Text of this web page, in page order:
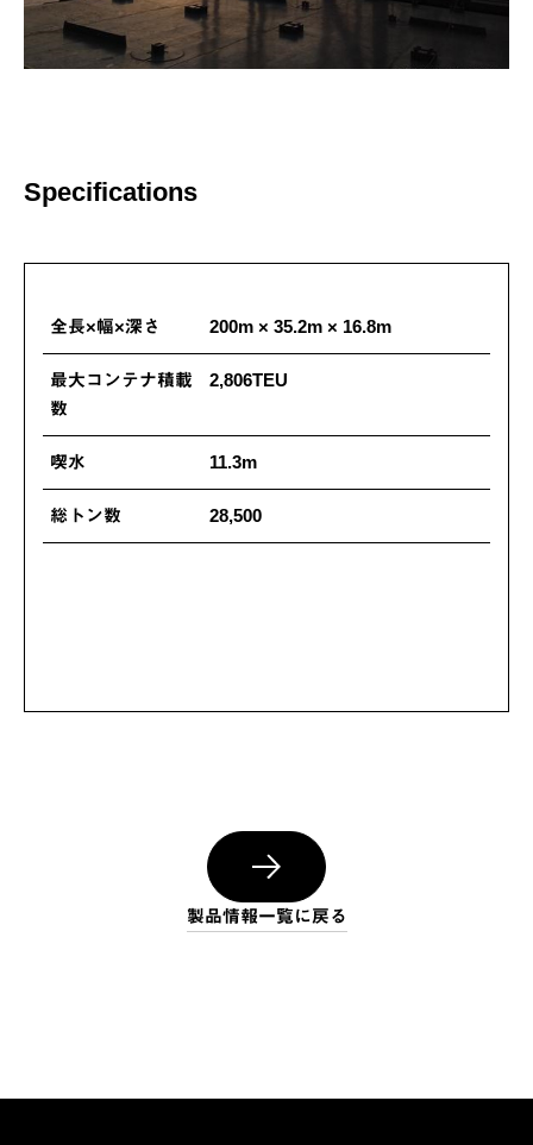
Specifications
全長×幅×深さ 200m × 35.2m × 16.8m
最大コンテナ積載
数
2,806TEU
喫水 11.3m
総トン数 28,500
製品情報一覧に戻る